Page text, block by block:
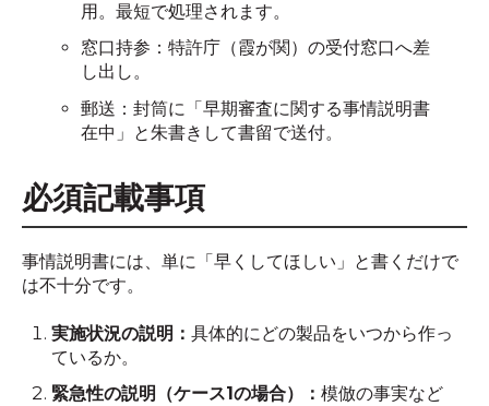
用。最短で処理されます。
窓口持参：特許庁（霞が関）の受付窓口へ差
し出し。
郵送：封筒に「早期審査に関する事情説明書
在中」と朱書きして書留で送付。
必須記載事項
事情説明書には、単に「早くしてほしい」と書くだけで
は不十分です。
実施状況の説明：具体的にどの製品をいつから作っ
ているか。
緊急性の説明（ケース1の場合）：模倣の事実など